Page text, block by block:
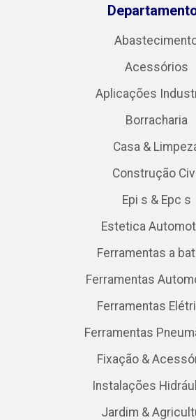
Acessórios
Aplicações
Borracharia
Casa &
Construção
Epi s & Epc s
Estetica
Ferramentas a
Ferramentas
Ferramentas
Ferramentas
Fixação &
Instalações
Jardim &